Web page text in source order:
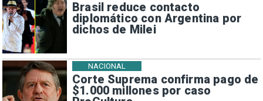
Brasil reduce contacto
diplomático con Argentina por
dichos de Milei
Corte Suprema confirma pago de
$1.000 millones por caso
NACIONAL